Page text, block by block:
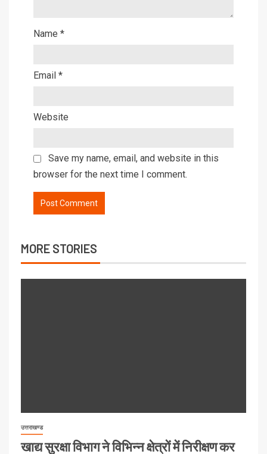
Name *
Email *
Website
Save my name, email, and website in this
browser for the next time I comment.
MORE STORIES
उत्तराखण्ड
खाद्य सुरक्षा विभाग ने विभिन्न क्षेत्रों में निरीक्षण कर